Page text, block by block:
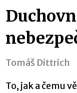
Tomáš Dittrich
To, jak a čemu